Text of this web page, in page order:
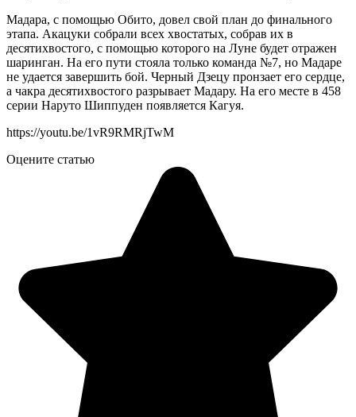
Мадара, с помощью Обито, довел свой план до финального
этапа. Акацуки собрали всех хвостатых, собрав их в
десятихвостого, с помощью которого на Луне будет отражен
шаринган. На его пути стояла только команда №7, но Мадаре
не удается завершить бой. Черный Дзецу пронзает его сердце,
а чакра десятихвостого разрывает Мадару. На его месте в 458
серии Наруто Шиппуден появляется Кагуя.
https://youtu.be/1vR9RMRjTwM
Оцените статью